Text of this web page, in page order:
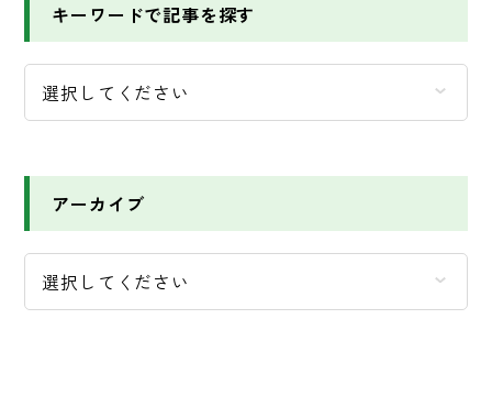
キーワードで記事を探す
アーカイブ